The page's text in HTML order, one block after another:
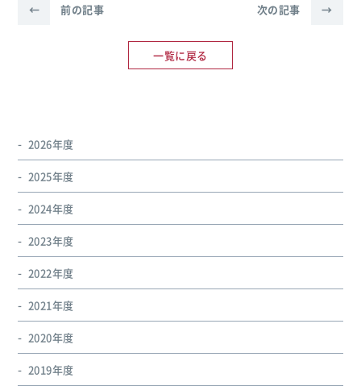
← 前の記事
一覧に戻る
次の記事 →
2026年度
2025年度
2024年度
2023年度
2022年度
2021年度
2020年度
2019年度